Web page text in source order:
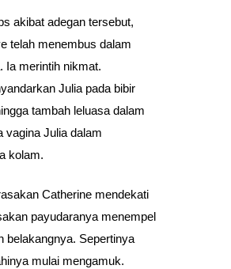
akibat adegan tersebut,
telah menembus dalam
Ia merintih nikmat.
Julia pada bibir
tambah leluasa dalam
vagina Julia dalam
kolam.
Catherine mendekati
payudaranya menempel
belakangnya. Sepertinya
mulai mengamuk.